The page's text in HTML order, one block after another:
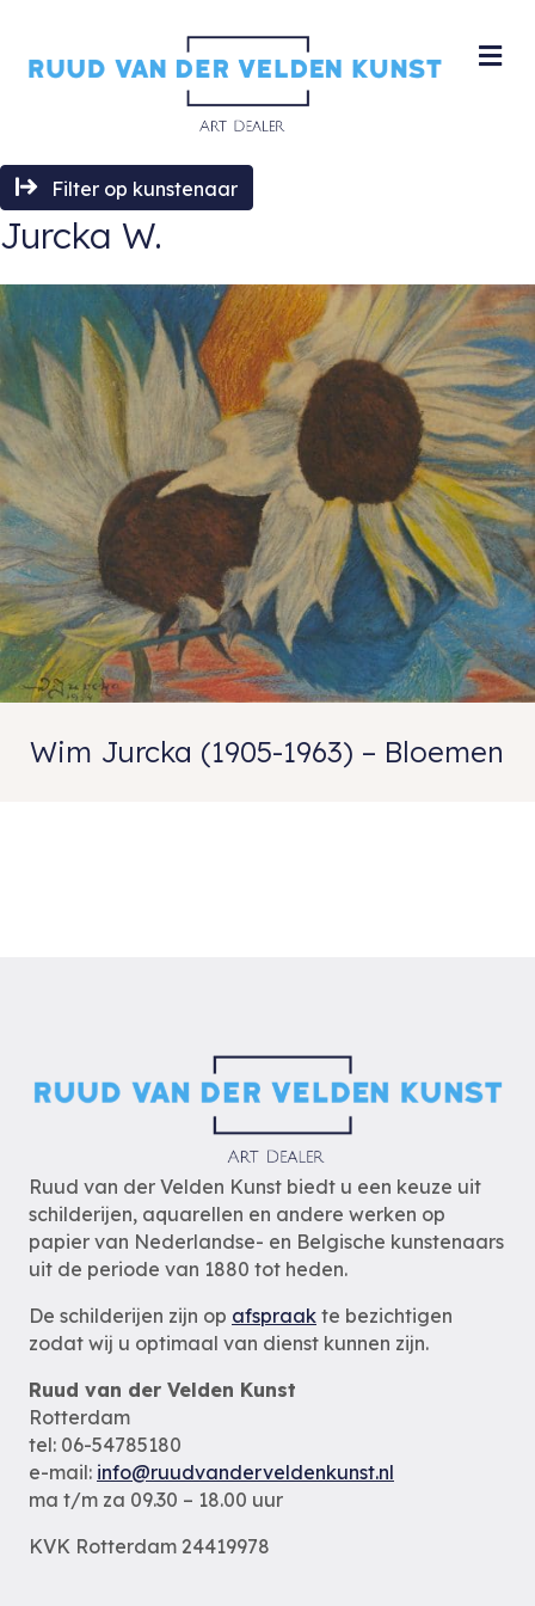
Filter op kunstenaar
Jurcka W.
Wim Jurcka (1905-1963) – Bloemen
Ruud van der Velden Kunst biedt u een keuze uit
schilderijen, aquarellen en andere werken op
papier van Nederlandse- en Belgische kunstenaars
uit de periode van 1880 tot heden.
De schilderijen zijn op afspraak te bezichtigen
zodat wij u optimaal van dienst kunnen zijn.
Ruud van der Velden Kunst
Rotterdam
tel: 06-54785180
e-mail: info@ruudvanderveldenkunst.nl
ma t/m za 09.30 – 18.00 uur
KVK Rotterdam 24419978